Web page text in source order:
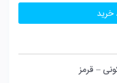
خرید